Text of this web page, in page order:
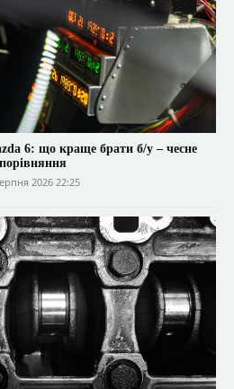
6: що краще брати б/у – чесне
порівняння
2026 22:25